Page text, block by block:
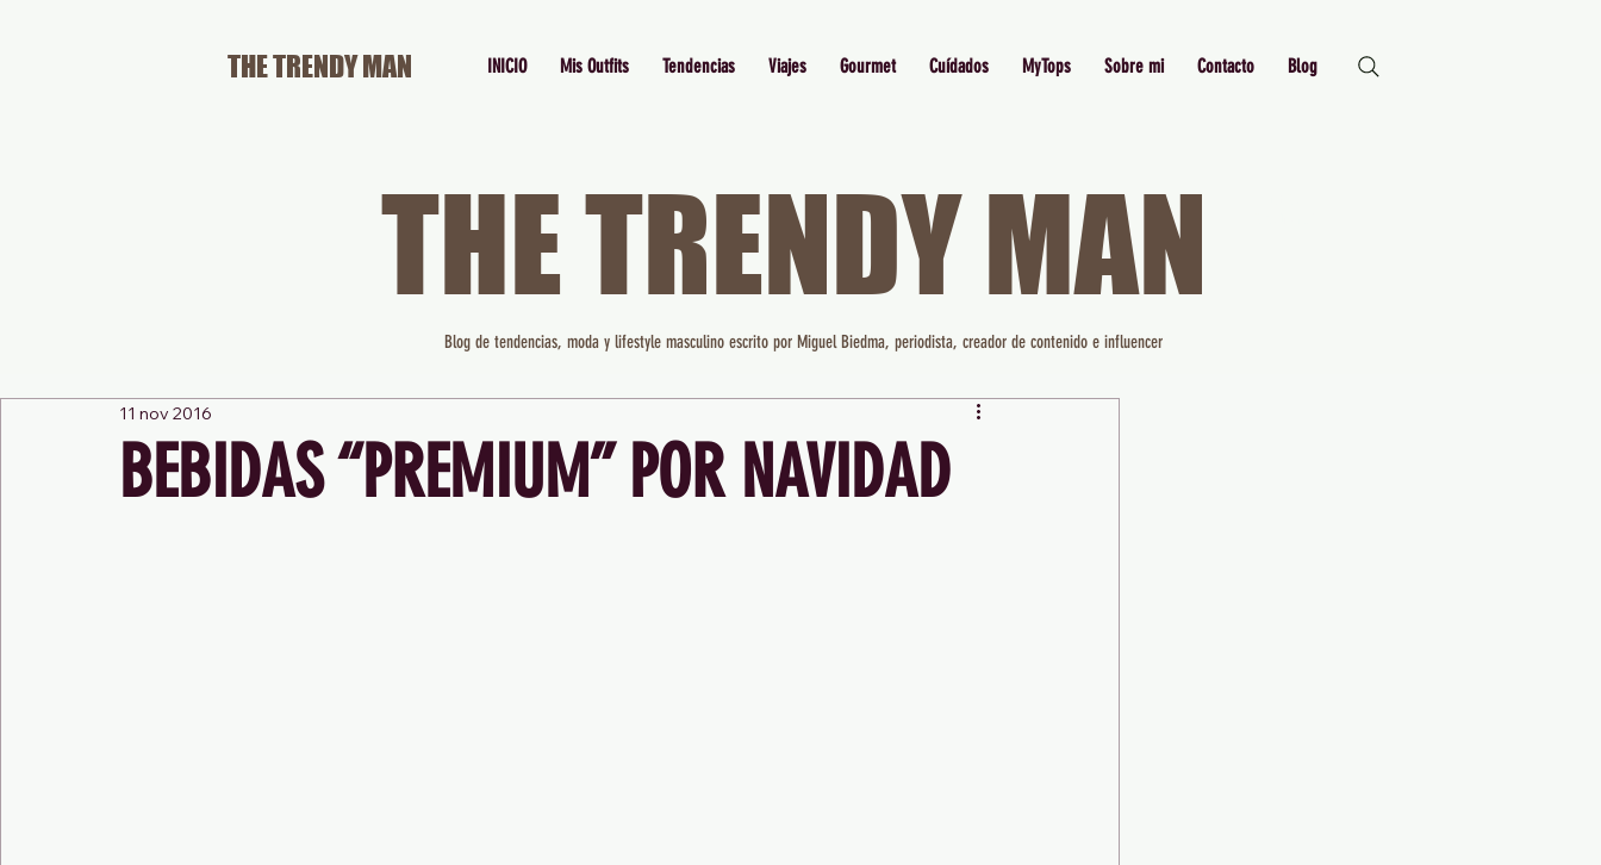
INICIO Mis Outfits Tendencias Viajes Gourmet Cuídados MyTops Sobre mi Contacto Blog
THE TRENDY MAN
BEBIDAS “PREMIUM” POR NAVIDAD
11 nov 2016
Blog de tendencias, moda y lifestyle masculino escrito por Miguel Biedma, periodista, creador de contenido e influencer
THE TRENDY MAN